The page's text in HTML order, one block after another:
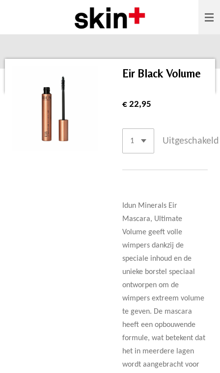
naar
Eir Black Volume
€ 22,95
Uitgeschakeld
Idun Minerals Eir
Mascara, Ultimate
Volume geeft volle
wimpers dankzij de
speciale inhoud en de
unieke borstel speciaal
ontworpen om de
wimpers extreem volume
te geven. De mascara
heeft een opbouwende
formule, wat betekent dat
het in meerdere lagen
wordt aangebracht voor